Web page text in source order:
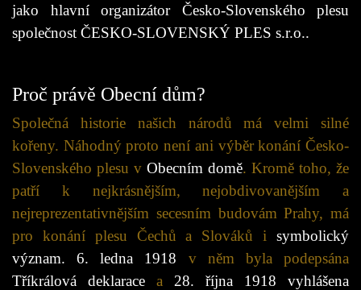
jako hlavní organizátor Česko-Slovenského plesu
společnost ČESKO-SLOVENSKÝ PLES s.r.o..
Proč právě Obecní dům?
Společná historie našich národů má velmi silné
kořeny. Náhodný proto není ani výběr konání Česko-
Slovenského plesu v Obecním domě. Kromě toho, že
patří k nejkrásnějším, nejobdivovanějším a
nejreprezentativnějším secesním budovám Prahy, má
pro konání plesu Čechů a Slováků i symbolický
význam. 6. ledna 1918 v něm byla podepsána
Tříkrálová deklarace a 28. října 1918 vyhlášena